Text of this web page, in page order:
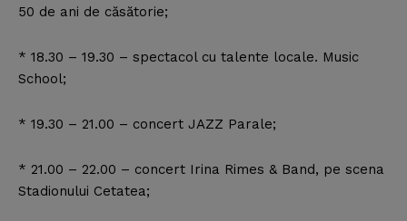
50 de ani de căsătorie;
* 18.30 – 19.30 – spectacol cu talente locale. Music
School;
* 19.30 – 21.00 – concert JAZZ Parale;
* 21.00 – 22.00 – concert Irina Rimes & Band, pe scena
Stadionului Cetatea;